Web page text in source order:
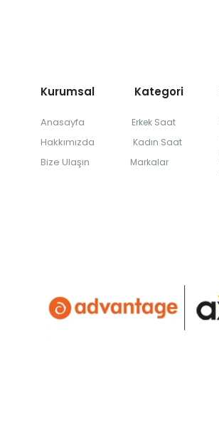
Kurumsal Kategori
Anasayfa Erkek Saat
Hakkımızda Kadın Saat
Bize Ulaşın Markalar